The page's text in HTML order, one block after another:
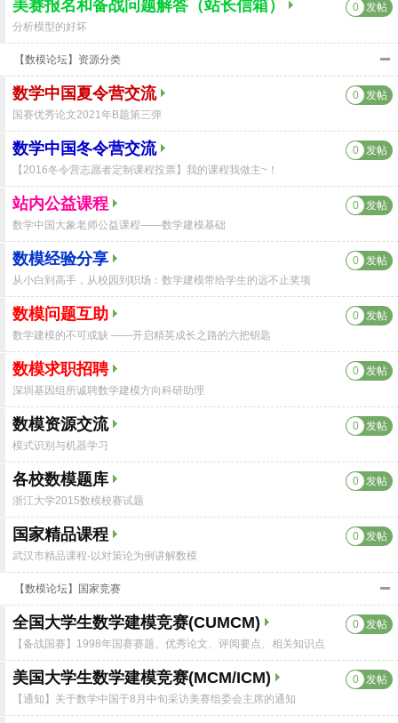
美赛报名和备战问题解答（站长信箱） 发帖
0
分析模型的好坏
【数模论坛】资源分类
数学中国夏令营交流 发帖
0
国赛优秀论文2021年B题第三弹
数学中国冬令营交流 发帖
0
【2016冬令营志愿者定制课程投票】我的课程我做主~！
站内公益课程 发帖
0
数学中国大象老师公益课程——数学建模基础
数模经验分享 发帖
0
从小白到高手，从校园到职场：数学建模带给学生的远不止奖项
数模问题互助 发帖
0
数学建模的不可或缺 ——开启精英成长之路的六把钥匙
数模求职招聘 发帖
0
深圳基因组所诚聘数学建模方向科研助理
数模资源交流 发帖
0
模式识别与机器学习
各校数模题库 发帖
0
浙江大学2015数模校赛试题
国家精品课程 发帖
0
武汉市精品课程-以对策论为例讲解数模
【数模论坛】国家竞赛
全国大学生数学建模竞赛(CUMCM) 发帖
0
【备战国赛】1998年国赛赛题、优秀论文、评阅要点、相关知识点
美国大学生数学建模竞赛(MCM/ICM) 发帖
0
【通知】关于数学中国于8月中旬采访美赛组委会主席的通知